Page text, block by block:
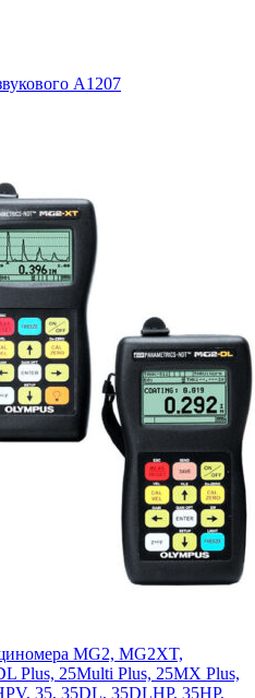
А1207
MG2, MG2XT,
Plus, 25Multi Plus, 25MX Plus,
35, 35DL, 35DLHP, 35HP,